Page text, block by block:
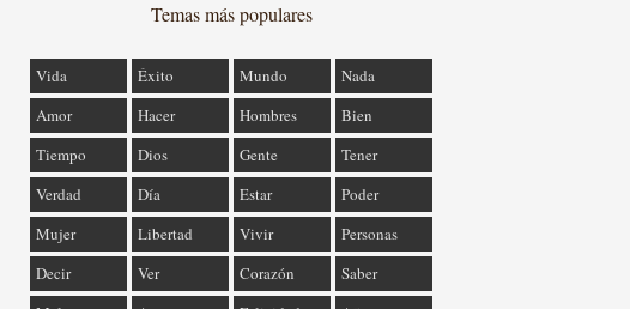
Temas más populares
Vida Éxito Mundo
Nada
Amor
Hacer Hombres
Bien
Tiempo
Dios Gente
Tener
Verdad
Día Estar
Poder
Mujer
Libertad Vivir
Personas
Decir
Ver Corazón
Saber